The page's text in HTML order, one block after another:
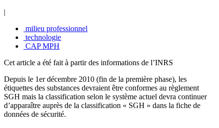
|
milieu professionnel
technologie
CAP MPH
Cet article a été fait à partir des informations de l’INRS
Depuis le 1er décembre 2010 (fin de la première phase), les
étiquettes des substances devraient être conformes au règlement
SGH mais la classification selon le système actuel devra continuer
d’apparaître auprès de la classification « SGH » dans la fiche de
données de sécurité.